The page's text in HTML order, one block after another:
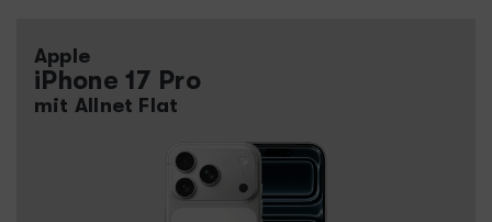
Apple
iPhone 17 Pro
mit Allnet Flat